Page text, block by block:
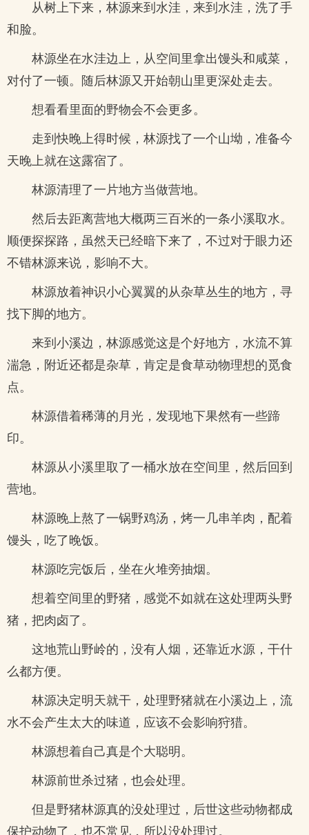
从树上下来，林源来到水洼，来到水洼，洗了手
和脸。
林源坐在水洼边上，从空间里拿出馒头和咸菜，
对付了一顿。随后林源又开始朝山里更深处走去。
想看看里面的野物会不会更多。
走到快晚上得时候，林源找了一个山坳，准备今
天晚上就在这露宿了。
林源清理了一片地方当做营地。
然后去距离营地大概两三百米的一条小溪取水。
顺便探探路，虽然天已经暗下来了，不过对于眼力还
不错林源来说，影响不大。
林源放着神识小心翼翼的从杂草丛生的地方，寻
找下脚的地方。
来到小溪边，林源感觉这是个好地方，水流不算
湍急，附近还都是杂草，肯定是食草动物理想的觅食
点。
林源借着稀薄的月光，发现地下果然有一些蹄
印。
林源从小溪里取了一桶水放在空间里，然后回到
营地。
林源晚上熬了一锅野鸡汤，烤一几串羊肉，配着
馒头，吃了晚饭。
林源吃完饭后，坐在火堆旁抽烟。
想着空间里的野猪，感觉不如就在这处理两头野
猪，把肉卤了。
这地荒山野岭的，没有人烟，还靠近水源，干什
么都方便。
林源决定明天就干，处理野猪就在小溪边上，流
水不会产生太大的味道，应该不会影响狩猎。
林源想着自己真是个大聪明。
林源前世杀过猪，也会处理。
但是野猪林源真的没处理过，后世这些动物都成
保护动物了，也不常见，所以没处理过。